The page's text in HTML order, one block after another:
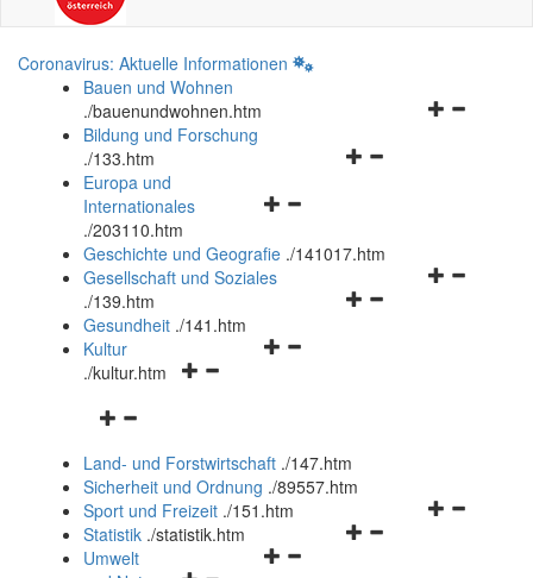
Coronavirus: Aktuelle Informationen
Bauen und Wohnen
./bauenundwohnen.htm
Navigationsmenü
Bildung und Forschung
./133.htm
Navigationsmenü
und
schließen
Europa und
Internationales
./203110.htm
Geschichte und Geografie ./141017.htm
Navigationsmenü
Gesellschaft und Soziales
./139.htm
Navigationsmenü
Gesundheit ./141.htm
Navigationsmenü
Kultur
./kultur.htm
Navigationsmenü
und
schließen
Land- und Forstwirtschaft ./147.htm
Sicherheit und Ordnung ./89557.htm
Navigationsmenü
Sport und Freizeit ./151.htm
Navigationsmenü
Statistik ./statistik.htm
Umwelt